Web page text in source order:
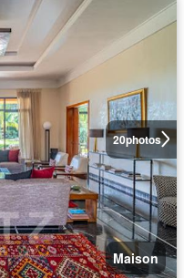
20photos
Maison